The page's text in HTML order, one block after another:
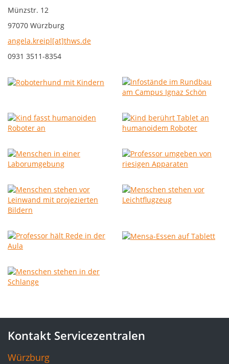
Münzstr. 12
97070 Würzburg
angela.kreipl[at]thws.de
0931 3511-8354
Kontakt Servicezentralen
Würzburg